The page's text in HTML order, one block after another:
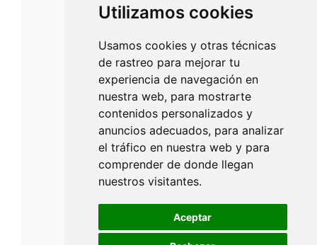
Utilizamos cookies
Usamos cookies y otras técnicas
de rastreo para mejorar tu
experiencia de navegación en
nuestra web, para mostrarte
contenidos personalizados y
anuncios adecuados, para analizar
el tráfico en nuestra web y para
comprender de donde llegan
nuestros visitantes.
Aceptar